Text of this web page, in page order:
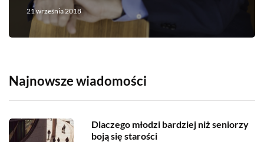
21 września 2018
Najnowsze wiadomości
Dlaczego młodzi bardziej niż seniorzy
boją się starości